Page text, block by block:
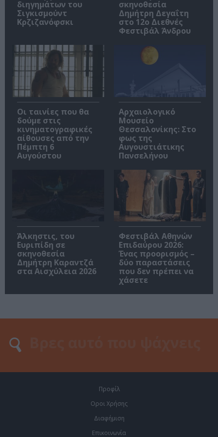
διηγημάτων του
Σιγκισμούντ
Κρζιζανόφσκι
σκηνοθεσία
Δημήτρη Δεγαΐτη
στο 12ο Διεθνές
Φεστιβάλ Άνδρου
Οι ταινίες που θα
δούμε στις
κινηματογραφικές
αίθουσες από την
Πέμπτη 6
Αυγούστου
Αρχαιολογικό
Μουσείο
Θεσσαλονίκης: Στο
φως της
Αυγουστιάτικης
Πανσελήνου
Άλκηστις, του
Ευριπίδη σε
σκηνοθεσία
Δημήτρη Καραντζά
στα Αισχύλεια 2026
Φεστιβάλ Αθηνών
Επιδαύρου 2026:
Ένας προορισμός –
δύο παραστάσεις
που δεν πρέπει να
χάσετε
Προφίλ
Οροι Χρήσης
Διαφήμιση
Επικοινωνία